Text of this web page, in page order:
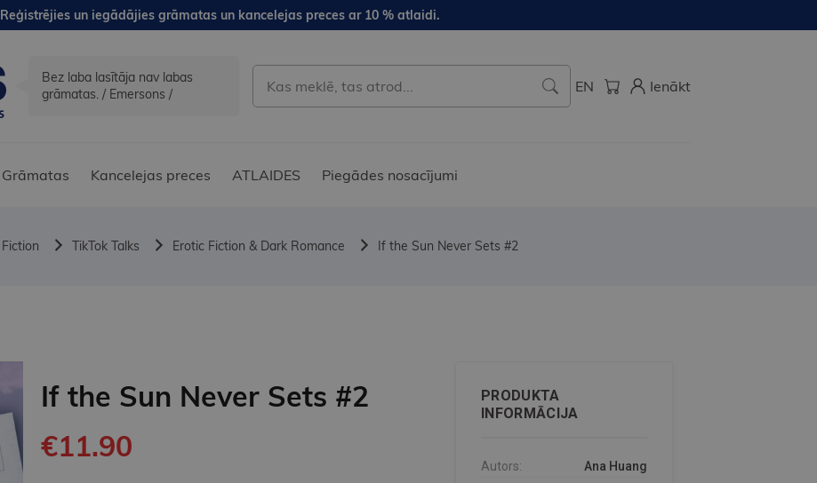
Reģistrējies un iegādājies grāmatas un kancelejas preces ar 10 % atlaidi.
Bez laba lasītāja nav labas
grāmatas. / Emersons /
EN Ienākt
Grāmatas Kancelejas preces ATLAIDES Piegādes nosacījumi
Fiction TikTok Talks Erotic Fiction & Dark Romance If the Sun Never Sets #2
If the Sun Never Sets #2
€11.90
PRODUKTA
INFORMĀCIJA
Autors: Ana Huang